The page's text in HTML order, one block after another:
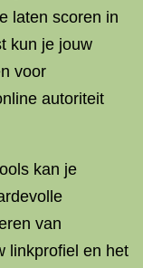
laten scoren in
kun je jouw
voor
autoriteit
kan je
van
linkprofiel en het